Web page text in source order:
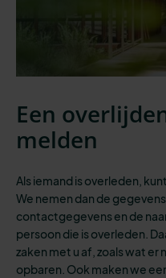
Een
melden
Als iemand is overleden,
We nemen dan de
contactgegevens en de
persoon die is overleden.
zaken met u af, zoals wat er
opbaren. Ook maken we